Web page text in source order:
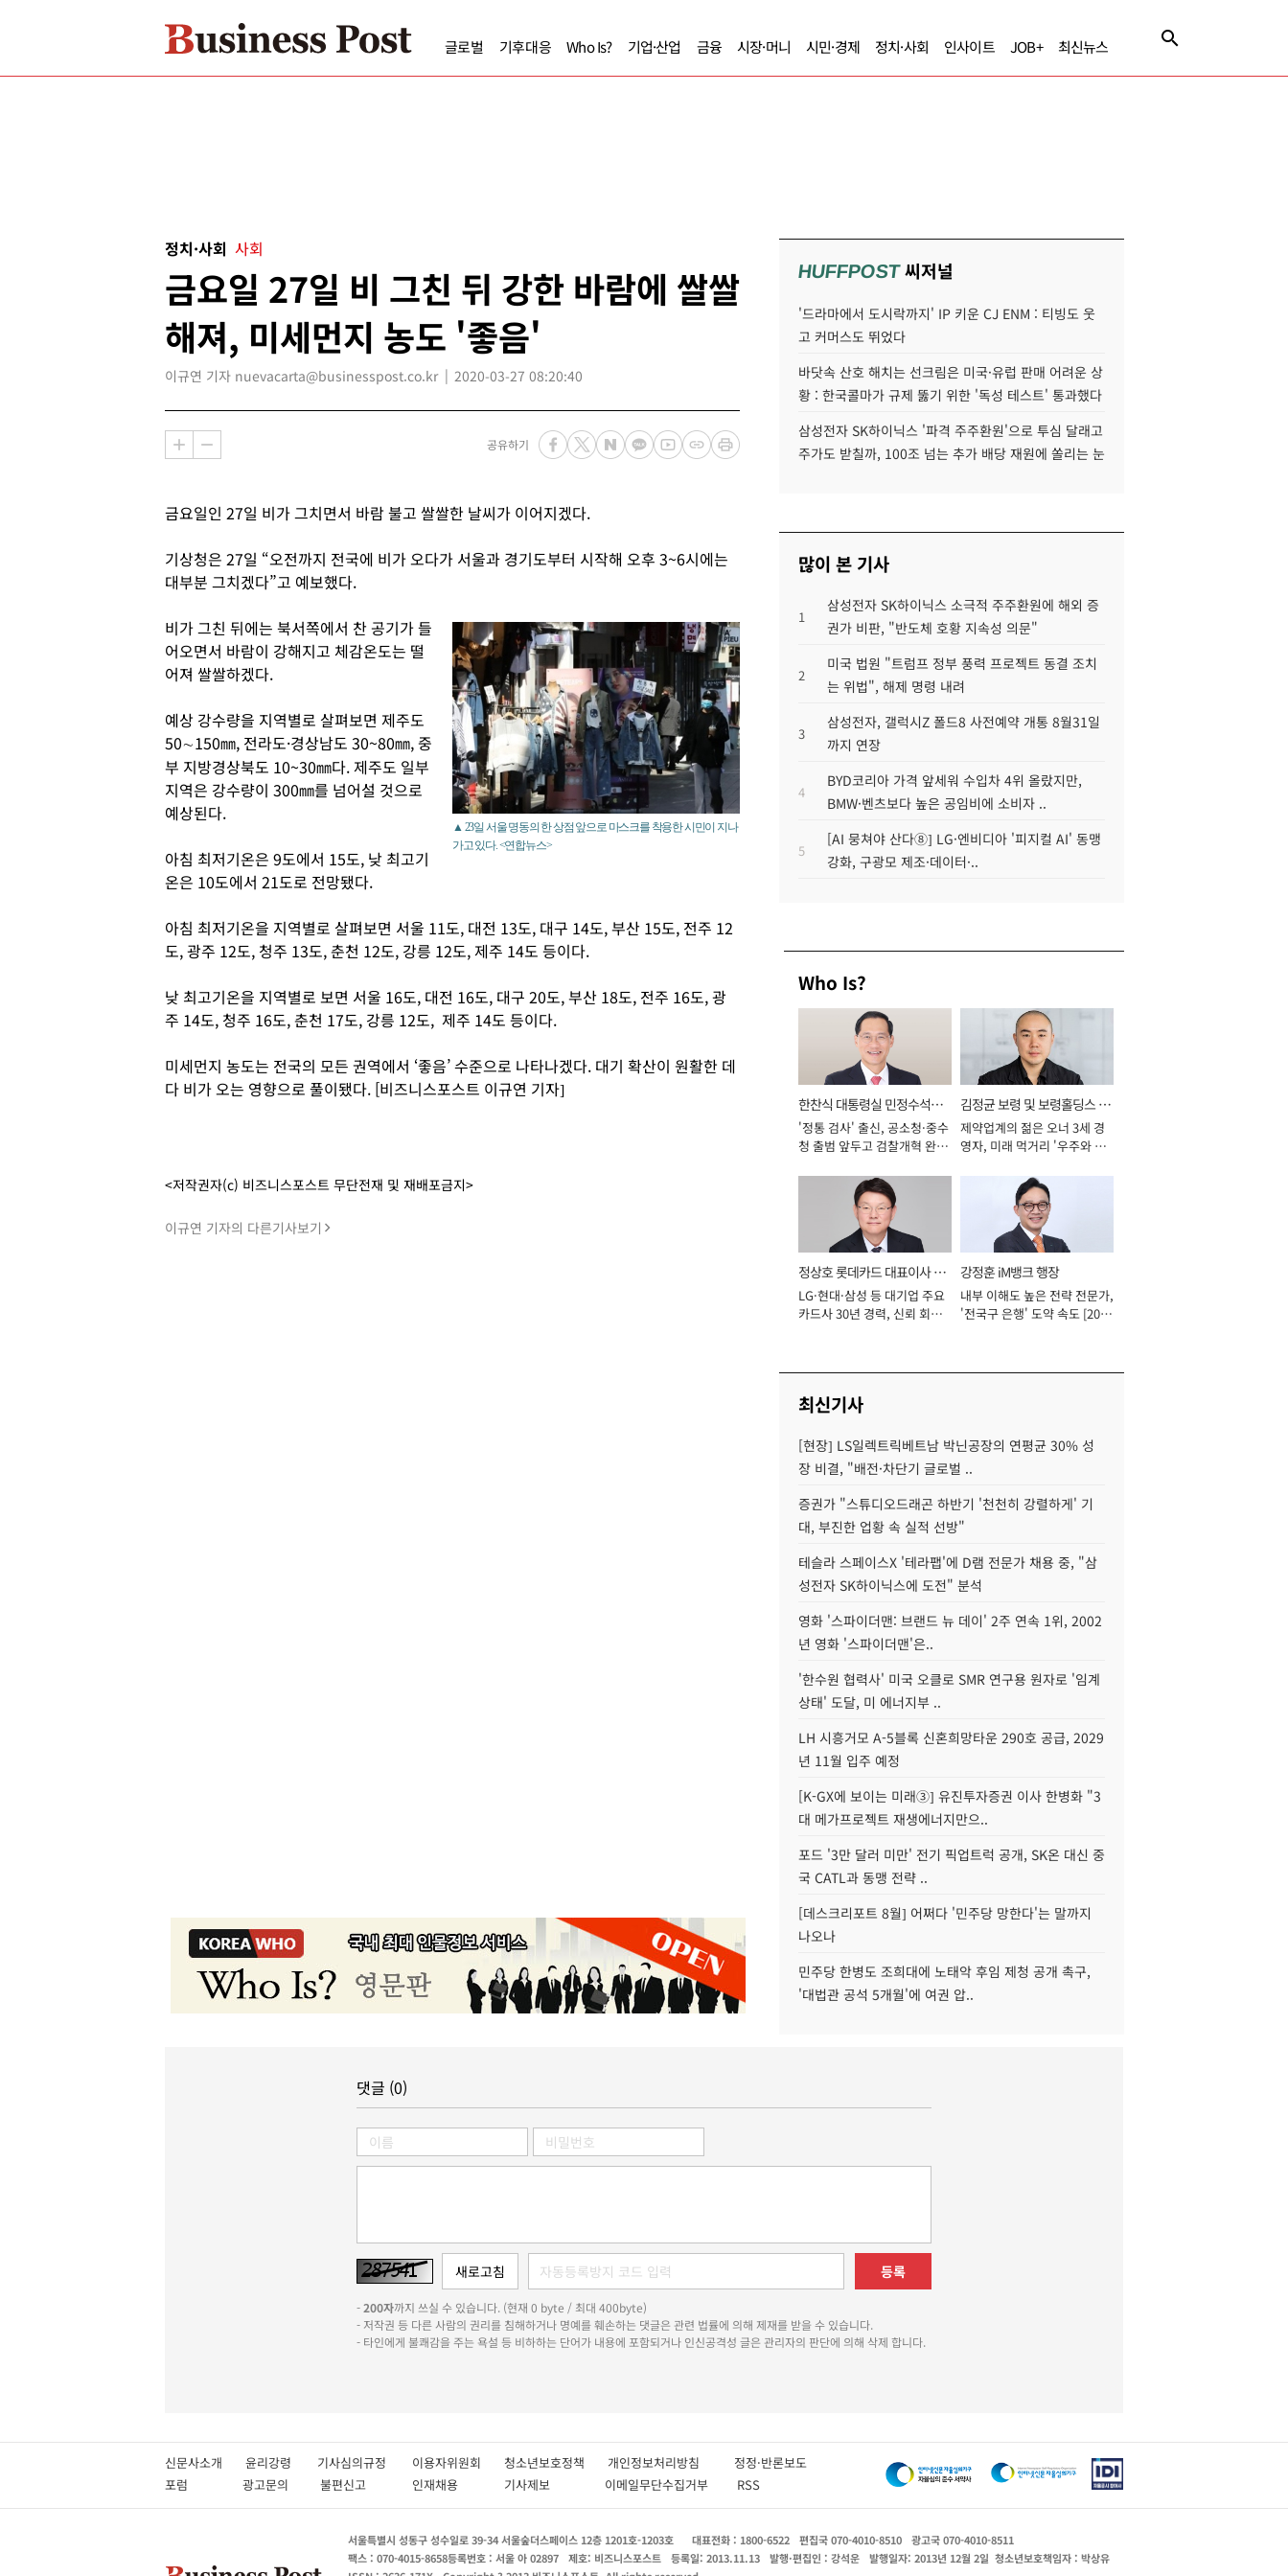
글로벌 기후대응 Who Is? 기업·산업 금융 시장·머니 시민·경제 정치·사회 인사이트 JOB+ 최신뉴스
정치·사회 사회
금요일 27일 비 그친 뒤 강한 바람에 쌀쌀
해져, 미세먼지 농도 '좋음'
이규연 기자 nuevacarta@businesspost.co.kr 2020-03-27 08:20:40
공유하기
금요일인 27일 비가 그치면서 바람 불고 쌀쌀한 날씨가 이어지겠다.
기상청은 27일 “오전까지 전국에 비가 오다가 서울과 경기도부터 시작해 오후 3~6시에는
대부분 그치겠다”고 예보했다.
▲ 23일 서울 명동의 한 상점 앞으로 마스크를 착용한 시민이 지나
가고 있다. <연합뉴스>
비가 그친 뒤에는 북서쪽에서 찬 공기가 들
어오면서 바람이 강해지고 체감온도는 떨
어져 쌀쌀하겠다.
예상 강수량을 지역별로 살펴보면 제주도
50∼150㎜, 전라도·경상남도 30~80㎜, 중
부 지방경상북도 10~30㎜다. 제주도 일부
지역은 강수량이 300㎜를 넘어설 것으로
예상된다.
아침 최저기온은 9도에서 15도, 낮 최고기
온은 10도에서 21도로 전망됐다.
아침 최저기온을 지역별로 살펴보면 서울 11도, 대전 13도, 대구 14도, 부산 15도, 전주 12
도, 광주 12도, 청주 13도, 춘천 12도, 강릉 12도, 제주 14도 등이다.
낮 최고기온을 지역별로 보면 서울 16도, 대전 16도, 대구 20도, 부산 18도, 전주 16도, 광
주 14도, 청주 16도, 춘천 17도, 강릉 12도, 제주 14도 등이다.
미세먼지 농도는 전국의 모든 권역에서 ‘좋음’ 수준으로 나타나겠다. 대기 확산이 원활한 데
다 비가 오는 영향으로 풀이됐다. [비즈니스포스트 이규연 기자]
<저작권자(c) 비즈니스포스트 무단전재 및 재배포금지>
이규연 기자의 다른기사보기
HUFFPOST씨저널
'드라마에서 도시락까지' IP 키운 CJ ENM : 티빙도 웃
고 커머스도 뛰었다
바닷속 산호 해치는 선크림은 미국·유럽 판매 어려운 상
황 : 한국콜마가 규제 뚫기 위한 '독성 테스트' 통과했다
삼성전자 SK하이닉스 '파격 주주환원'으로 투심 달래고
주가도 받칠까, 100조 넘는 추가 배당 재원에 쏠리는 눈
많이 본 기사
1
삼성전자 SK하이닉스 소극적 주주환원에 해외 증
권가 비판, "반도체 호황 지속성 의문"
2
미국 법원 "트럼프 정부 풍력 프로젝트 동결 조치
는 위법", 해제 명령 내려
3
삼성전자, 갤럭시Z 폴드8 사전예약 개통 8월31일
까지 연장
4
BYD코리아 가격 앞세워 수입차 4위 올랐지만,
BMW·벤츠보다 높은 공임비에 소비자 ..
5
[AI 뭉쳐야 산다⑧] LG·엔비디아 '피지컬 AI' 동맹
강화, 구광모 제조·데이터·..
Who Is?
한찬식 대통령실 민정수석비
서관
'정통 검사' 출신, 공소청·중수
청 출범 앞두고 검찰개혁 완수
김정균 보령 및 보령홀딩스 대
표이사 사장
제약업계의 젊은 오너 3세 경
영자, 미래 먹거리 '우주와 헬
정상호 롯데카드 대표이사 사
장
LG·현대·삼성 등 대기업 주요
카드사 30년 경력, 신뢰 회복
강정훈 iM뱅크 행장
내부 이해도 높은 전략 전문가,
'전국구 은행' 도약 속도 [2026
최신기사
[현장] LS일렉트릭베트남 박닌공장의 연평균 30% 성
장 비결, "배전·차단기 글로벌 ..
증권가 "스튜디오드래곤 하반기 '천천히 강렬하게' 기
대, 부진한 업황 속 실적 선방"
테슬라 스페이스X '테라팹'에 D램 전문가 채용 중, "삼
성전자 SK하이닉스에 도전" 분석
영화 '스파이더맨: 브랜드 뉴 데이' 2주 연속 1위, 2002
년 영화 '스파이더맨'은..
'한수원 협력사' 미국 오클로 SMR 연구용 원자로 '임계
상태' 도달, 미 에너지부 ..
LH 시흥거모 A-5블록 신혼희망타운 290호 공급, 2029
년 11월 입주 예정
[K-GX에 보이는 미래③] 유진투자증권 이사 한병화 "3
대 메가프로젝트 재생에너지만으..
포드 '3만 달러 미만' 전기 픽업트럭 공개, SK온 대신 중
국 CATL과 동맹 전략 ..
[데스크리포트 8월] 어쩌다 '민주당 망한다'는 말까지
나오나
민주당 한병도 조희대에 노태악 후임 제청 공개 촉구,
'대법관 공석 5개월'에 여권 압..
댓글 (0)
등록
-200자까지 쓰실 수 있습니다. (현재 0 byte / 최대 400byte)
- 저작권 등 다른 사람의 권리를 침해하거나 명예를 훼손하는 댓글은 관련 법률에 의해 제재를 받을 수 있습니다.
- 타인에게 불쾌감을 주는 욕설 등 비하하는 단어가 내용에 포함되거나 인신공격성 글은 관리자의 판단에 의해 삭제 합니다.
신문사소개 윤리강령 기사심의규정 이용자위원회 청소년보호정책 개인정보처리방침 정정·반론보도
포럼
광고문의 불편신고 인재채용 기사제보 이메일무단수집거부 RSS
서울특별시 성동구 성수일로 39-34 서울숲더스페이스 12층 1201호-1203호 대표전화 : 1800-6522 편집국 070-4010-8510
광고국 070-4010-8511
팩스 : 070-4015-8658등록번호 : 서울 아 02897 제호: 비즈니스포스트 등록일: 2013.11.13 발행·편집인 : 강석운 발행일자: 2013년 12월 2일 청소년보호책임자 : 박상유